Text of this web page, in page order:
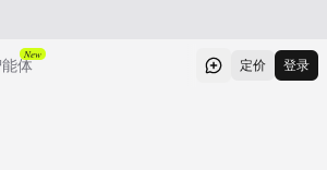
体
New
定价 登录